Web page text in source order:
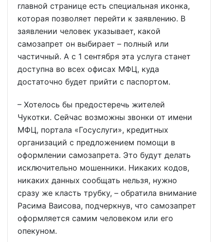
главной странице есть специальная иконка,
которая позволяет перейти к заявлению. В
заявлении человек указывает, какой
самозапрет он выбирает – полный или
частичный. А с 1 сентября эта услуга станет
доступна во всех офисах МФЦ, куда
достаточно будет прийти с паспортом.
– Хотелось бы предостеречь жителей
Чукотки. Сейчас возможны звонки от имени
МФЦ, портала «Госуслуги», кредитных
организаций с предложением помощи в
оформлении самозапрета. Это будут делать
исключительно мошенники. Никаких кодов,
никаких данных сообщать нельзя, нужно
сразу же класть трубку, – обратила внимание
Расима Ваисова, подчеркнув, что самозапрет
оформляется самим человеком или его
опекуном.